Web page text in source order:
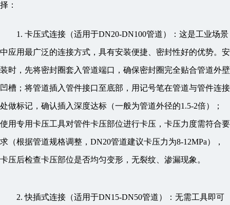
择：
1. 卡压式连接（适用于DN20-DN100管道）：这是工业场景
中应用最广泛的连接方式，具有安装便捷、密封性好的优势。安
装时，先将密封圈套入管道端口，确保密封圈完全贴合管道外壁
凹槽；将管道插入管件接口至底部，用记号笔在管道与管件连接
处做标记，确认插入深度达标（一般为管道外径的1.5-2倍）；
使用专用卡压工具对管件卡压部位进行卡压，卡压力度需符合要
求（根据管道规格调整，DN20管道建议卡压力为8-12MPa），
卡压后检查卡压部位是否均匀变形，无裂纹、渗漏现象。
2. 快插式连接（适用于DN15-DN50管道）：无需工具即可